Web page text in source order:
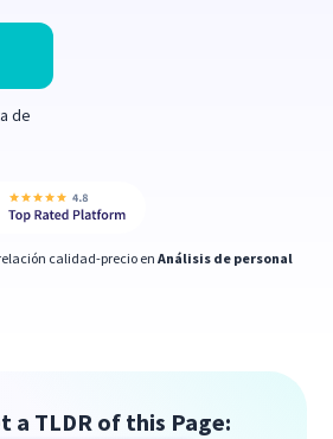
de
calidad-precio en Análisis de personal
a TLDR of this Page: